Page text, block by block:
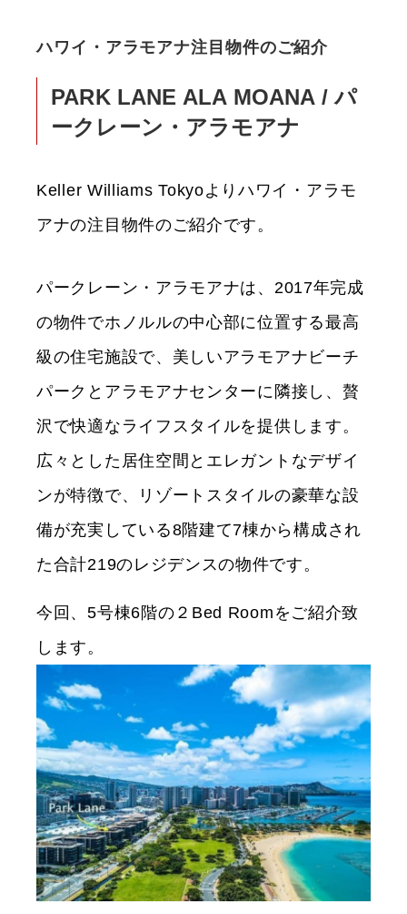
ハワイ・アラモアナ注目物件のご紹介
PARK LANE ALA MOANA / パ
ークレーン・アラモアナ
Keller Williams Tokyoよりハワイ・アラモ
アナの注目物件のご紹介です。
パークレーン・アラモアナは、2017年完成
の物件でホノルルの中心部に位置する最高
級の住宅施設で、美しいアラモアナビーチ
パークとアラモアナセンターに隣接し、贅
沢で快適なライフスタイルを提供します。
広々とした居住空間とエレガントなデザイ
ンが特徴で、リゾートスタイルの豪華な設
備が充実している8階建て7棟から構成され
た合計219のレジデンスの物件です。
今回、5号棟6階の２Bed Roomをご紹介致
します。